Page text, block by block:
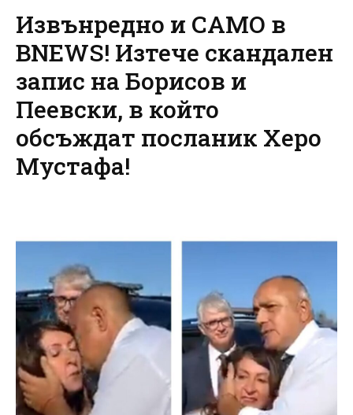
Извънредно и САМО в
BNEWS! Изтече скандален
запис на Борисов и
Пеевски, в който
обсъждат посланик Херо
Мустафа!